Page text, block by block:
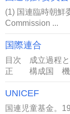
(1) 国連臨時朝鮮
Commission ...
国際連合
目次 成立過程
正 構成国 機
UNICEF
国連児童基金。